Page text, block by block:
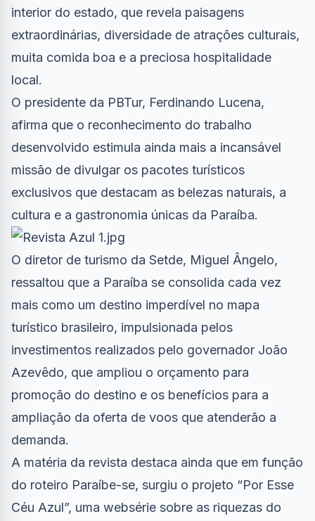
interior do estado, que revela paisagens
extraordinárias, diversidade de atrações culturais,
muita comida boa e a preciosa hospitalidade
local.
O presidente da PBTur, Ferdinando Lucena,
afirma que o reconhecimento do trabalho
desenvolvido estimula ainda mais a incansável
missão de divulgar os pacotes turísticos
exclusivos que destacam as belezas naturais, a
cultura e a gastronomia únicas da Paraíba.
O diretor de turismo da Setde, Miguel Ângelo,
ressaltou que a Paraíba se consolida cada vez
mais como um destino imperdível no mapa
turístico brasileiro, impulsionada pelos
investimentos realizados pelo governador João
Azevêdo, que ampliou o orçamento para
promoção do destino e os benefícios para a
ampliação da oferta de voos que atenderão a
demanda.
A matéria da revista destaca ainda que em função
do roteiro Paraíbe-se, surgiu o projeto “Por Esse
Céu Azul”, uma websérie sobre as riquezas do